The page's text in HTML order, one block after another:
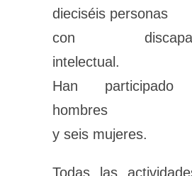
dieciséis personas
con
intelectual.
Han participado
hombres
y seis mujeres.
Todas las